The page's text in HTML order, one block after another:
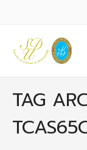
- ปรัชญาการจัดก
TAG